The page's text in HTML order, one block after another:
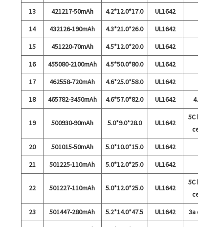
13
421217-50mAh 4.2*12.0*17.0
UL1642
14
432126-190mAh 4.3*21.0*26.0
UL1642
15
451220-70mAh 4.5*12.0*20.0
UL1642
16
455080-2100mAh 4.5*50.0*80.0
UL1642
17
462558-720mAh 4.6*25.0*58.0
UL1642
18
465782-3450mAh 4.6*57.0*82.0 UL1642 4.35v
19 500930-90mAh 5.0*9.0*28.0 UL1642
5C biaya
cepat
20
501015-50mAh 5.0*10.0*15.0
UL1642
21
501225-110mAh 5.0*12.0*25.0 UL1642
22 501227-110mAh 5.0*12.0*25.0 UL1642
5C biaya
cepat
23
501447-280mAh 5.2*14.0*47.5 UL1642
3a debit